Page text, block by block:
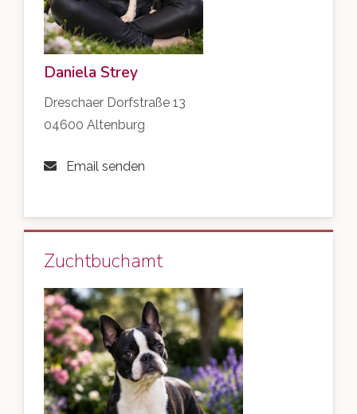
Daniela Strey
Dreschaer Dorfstraße 13
04600 Altenburg
Email senden
Zuchtbuchamt